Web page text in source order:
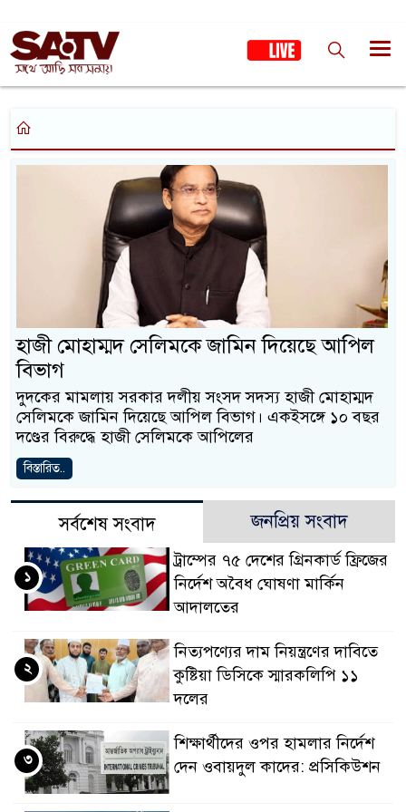
হাজী মোহাম্মদ সেলিমকে জামিন দিয়েছে আপিল
বিভাগ
দুদকের মামলায় সরকার দলীয় সংসদ সদস্য হাজী মোহাম্মদ
সেলিমকে জামিন দিয়েছে আপিল বিভাগ। একইসঙ্গে ১০ বছর
দণ্ডের বিরুদ্ধে হাজী সেলিমকে আপিলের
বিস্তারিত..
সর্বশেষ সংবাদ জনপ্রিয় সংবাদ
ট্রাম্পের ৭৫ দেশের গ্রিনকার্ড ফ্রিজের
নির্দেশ অবৈধ ঘোষণা মার্কিন
আদালতের
১
নিত্যপণ্যের দাম নিয়ন্ত্রণের দাবিতে
কুষ্টিয়া ডিসিকে স্মারকলিপি ১১
দলের
২
শিক্ষার্থীদের ওপর হামলার নির্দেশ
দেন ওবায়দুল কাদের: প্রসিকিউশন
৩